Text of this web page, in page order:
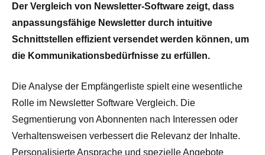
Der Vergleich von Newsletter-Software zeigt, dass
anpassungsfähige Newsletter durch intuitive
Schnittstellen effizient versendet werden können, um
die Kommunikationsbedürfnisse zu erfüllen.
Die Analyse der Empfängerliste spielt eine wesentliche
Rolle im Newsletter Software Vergleich. Die
Segmentierung von Abonnenten nach Interessen oder
Verhaltensweisen verbessert die Relevanz der Inhalte.
Personalisierte Ansprache und spezielle Angebote